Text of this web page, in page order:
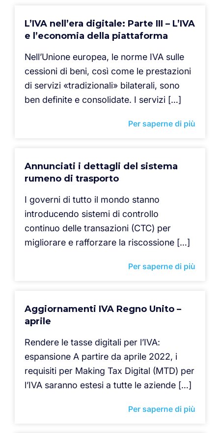
L’IVA nell’era digitale: Parte III – L’IVA
e l’economia della piattaforma
Nell’Unione europea, le norme IVA sulle
cessioni di beni, così come le prestazioni
di servizi «tradizionali» bilaterali, sono
ben definite e consolidate. I servizi […]
Per saperne di più
Annunciati i dettagli del sistema
rumeno di trasporto
I governi di tutto il mondo stanno
introducendo sistemi di controllo
continuo delle transazioni (CTC) per
migliorare e rafforzare la riscossione […]
Per saperne di più
Aggiornamenti IVA Regno Unito –
aprile
Rendere le tasse digitali per l’IVA:
espansione A partire da aprile 2022, i
requisiti per Making Tax Digital (MTD) per
l’IVA saranno estesi a tutte le aziende […]
Per saperne di più